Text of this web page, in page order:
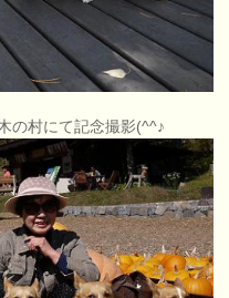
の村にて記念撮影(^^♪